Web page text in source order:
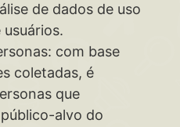
de dados de uso
com base
coletadas, é
que
alvo do